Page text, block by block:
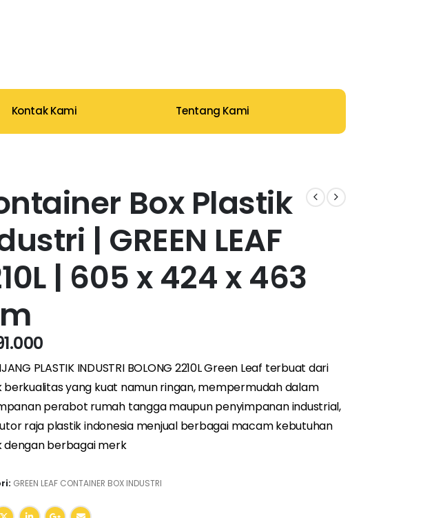
Kontak Kami Tentang Kami
Box Plastik
| GREEN LEAF
| 605 x 424 x 463
PLASTIK INDUSTRI BOLONG 2210L Green Leaf terbuat dari
berkualitas yang kuat namun ringan, mempermudah dalam
perabot rumah tangga maupun penyimpanan industrial,
raja plastik indonesia menjual berbagai macam kebutuhan
dengan berbagai merk
GREEN LEAF CONTAINER BOX INDUSTRI